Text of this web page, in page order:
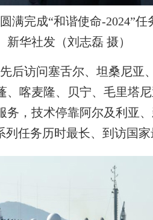
满完成“和谐使命-2024”
华社发（刘志磊 摄）
访问塞舌尔、坦桑尼亚
喀麦隆、贝宁、毛里塔
务，技术停靠阿尔及利亚
任务历时最长、到访国家